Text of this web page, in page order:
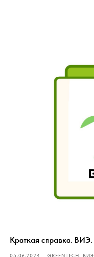
Краткая справка. ВИЭ.
05.06.2024 GREENTECH. ВИЭ